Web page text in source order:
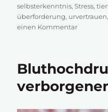
selbsterkenntnis,Stress,
überforderung, urvertrauen
einen Kommentarzu
an
Nieren